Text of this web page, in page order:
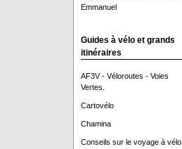
Emmanuel
Guides à vélo et grands
itinéraires
AF3V - Véloroutes - Voies
Vertes.
Cartovélo
Chamina
Conseils sur le voyage à vélo